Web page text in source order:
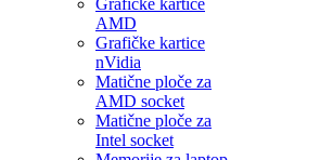
Graficke kartice
AMD
Grafičke kartice
nVidia
Matične ploče za
AMD socket
Matične ploče za
Intel socket